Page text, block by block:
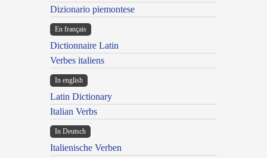
Dizionario piemontese
En français
Dictionnaire Latin
Verbes italiens
In english
Latin Dictionary
Italian Verbs
In Deutsch
Italienische Verben